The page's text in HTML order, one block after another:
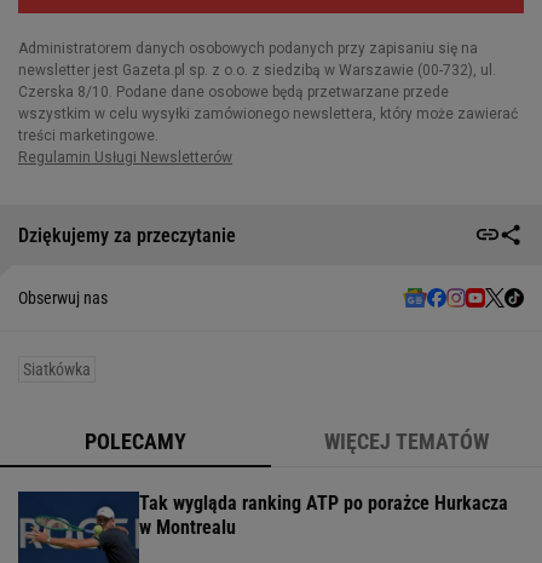
Dziękujemy za przeczytanie
Obserwuj nas
Siatkówka
POLECAMY WIĘCEJ TEMATÓW
Tak wygląda ranking ATP po porażce Hurkacza
w Montrealu